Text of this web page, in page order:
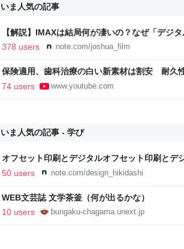
いま人気の記事
【解説】IMAXは結局何が凄いの？なぜ「デジ
か？｜Joshua Connolly
378 users note.com/joshua_film
保険適用、歯科治療の白い新素材は割安 耐久
患者増える【もっと知りたい！】【グッド！モ
74 users www.youtube.com
いま人気の記事 - 学び
オフセット印刷とデジタルオフセット印刷とデ
と。｜デザインのひきだし 津田淳子
50 users note.com/design_hikidashi
WEB文芸誌 文学茶釜（何が出るかな）
10 users
bungaku-chagama.unext.jp